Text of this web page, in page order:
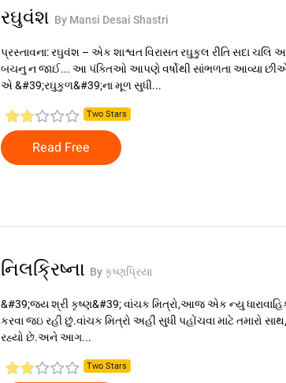
રઘુવંશ By Mansi Desai Shastri
પ્રસ્તાવના: રઘુવંશ – એક શાશ્વત વિરાસત રઘુકુલ રીતિ સદા
બચનુ ન જાઈ... આ પંક્તિઓ આપણે વર્ષોથી સાંભળતા આવ્યા
એ &#39;રઘુકુળ&#39;ના મૂળ સુધી...
Two Stars
Read Free
નિલક્રિષ્ના By કૃષ્ણપ્રિયા
&#39;જય શ્રી કૃષ્ણ&#39; વાંચક મિત્રો,આજ એક ન્યુ
કરવા જઇ રહી છું.વાંચક મિત્રો અહીં સુધી પહોંચવા માટે તમારો
રહ્યો છે.અને આગ...
Two Stars